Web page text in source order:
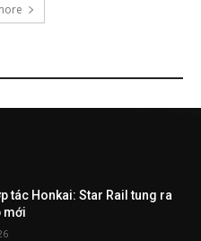
tác Honkai: Star Rail tung ra
mới